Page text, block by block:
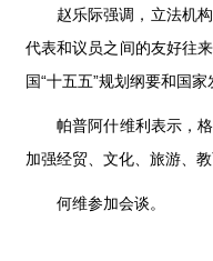
赵乐际强调，立法机
代表和议员之间的友好往
国“十五五”规划纲要和国家
帕普阿什维利表示，
加强经贸、文化、旅游、
何维参加会谈。